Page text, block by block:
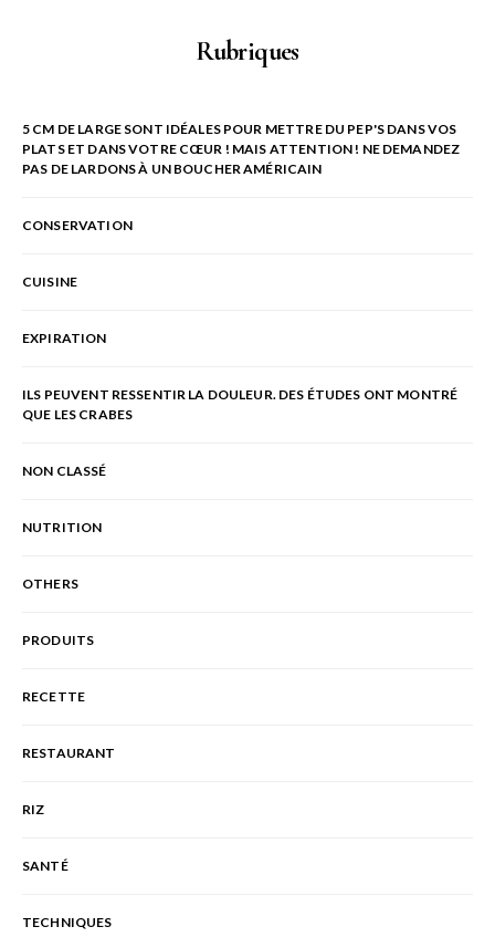
Rubriques
5 CM DE LARGE SONT IDÉALES POUR METTRE DU PEP'S DANS VOS
PLATS ET DANS VOTRE CŒUR ! MAIS ATTENTION ! NE DEMANDEZ
PAS DE LARDONS À UN BOUCHER AMÉRICAIN
CONSERVATION
CUISINE
EXPIRATION
ILS PEUVENT RESSENTIR LA DOULEUR. DES ÉTUDES ONT MONTRÉ
QUE LES CRABES
NON CLASSÉ
NUTRITION
OTHERS
PRODUITS
RECETTE
RESTAURANT
RIZ
SANTÉ
TECHNIQUES